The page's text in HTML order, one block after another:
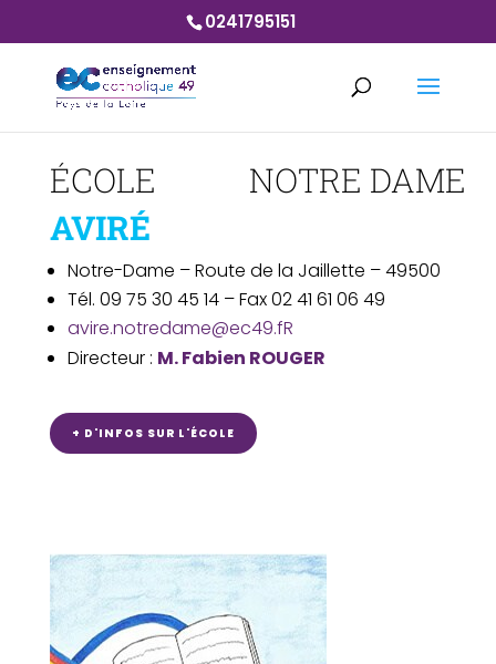
0241795151
ÉCOLE NOTRE DAME
AVIRÉ
Notre-Dame –Route de la Jaillette – 49500
Tél. 09 75 30 45 14 – Fax 02 41 61 06 49
avire.notredame@ec49.fR
Directeur : M. Fabien ROUGER
+ D'INFOS SUR L'ÉCOLE